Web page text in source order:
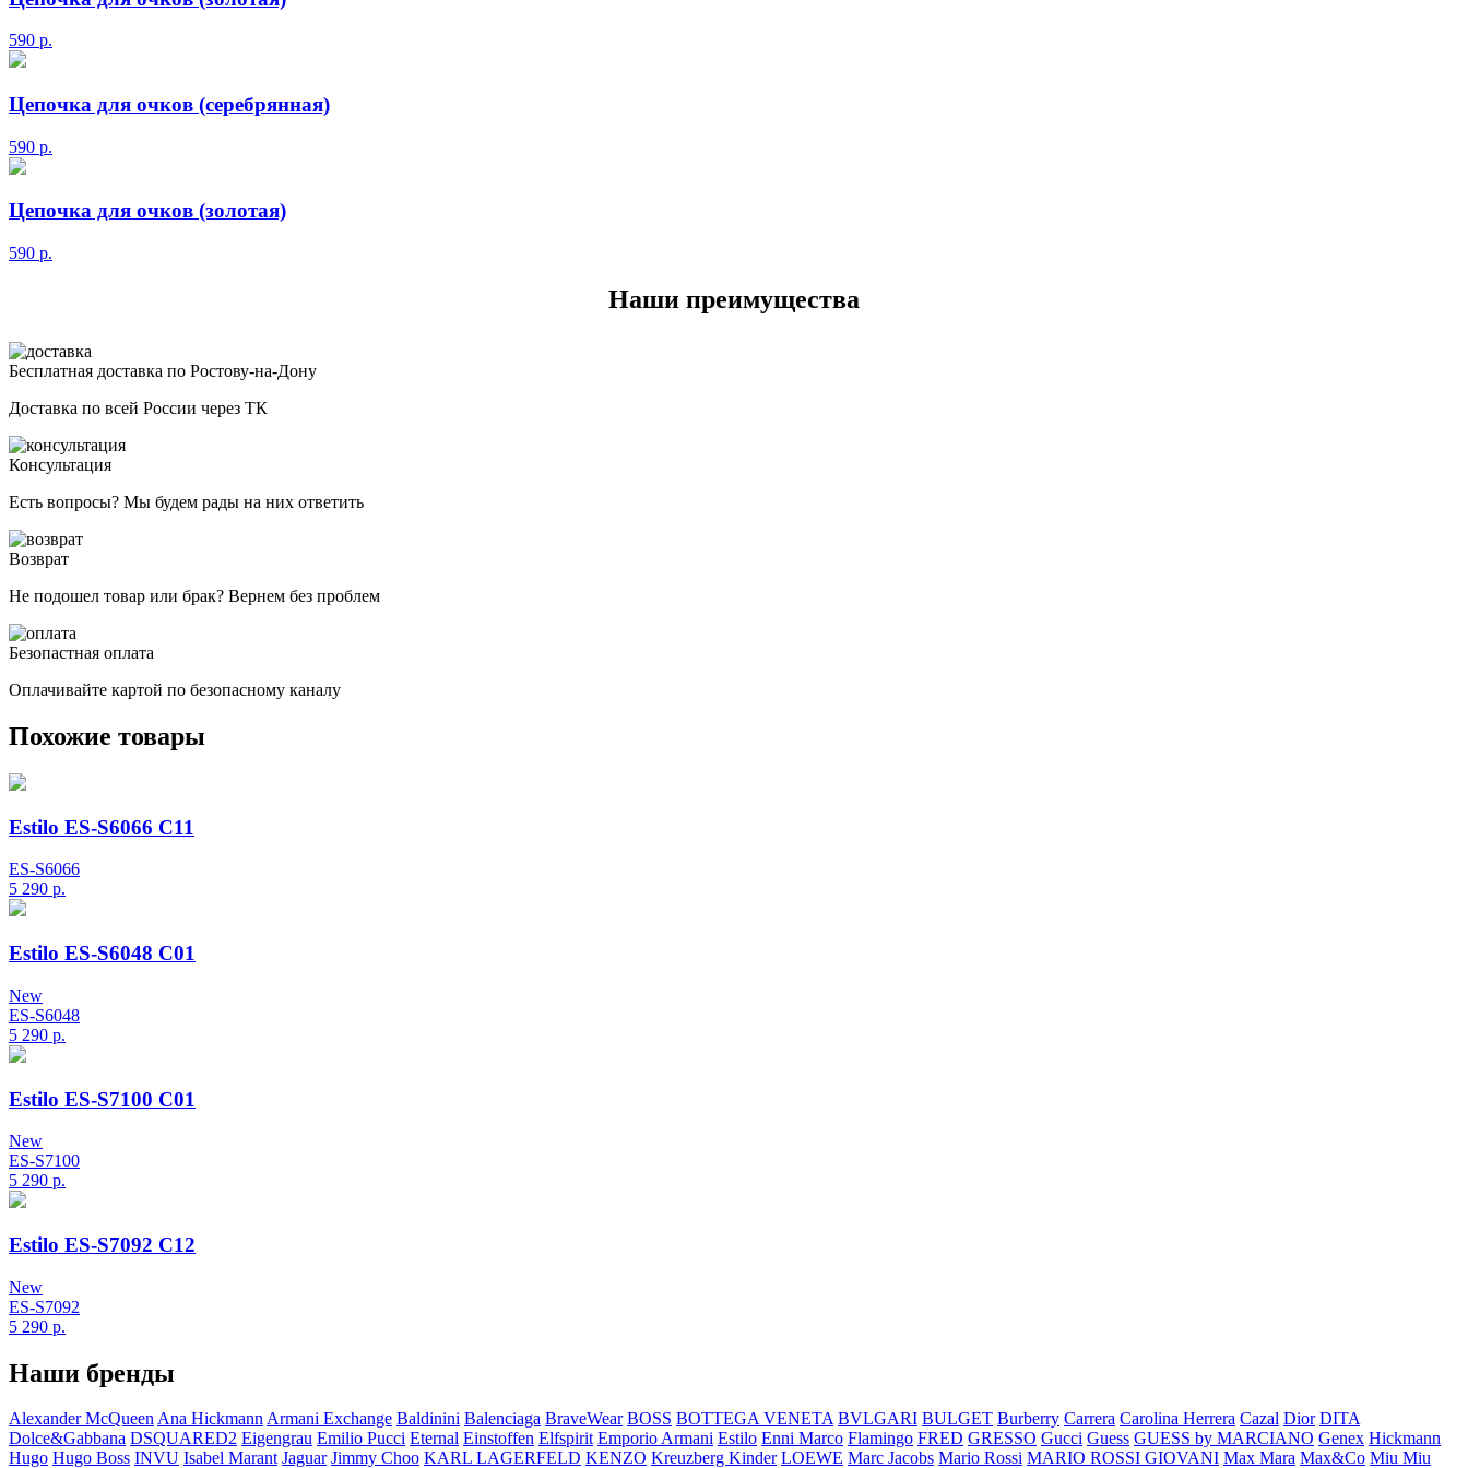
590 р.
Цепочка для очков (серебрянная)
590 р.
Цепочка для очков (золотая)
590 р.
Наши преимущества
Бесплатная доставка по Ростову-на-Дону
Доставка по всей России через ТК
Консультация
Есть вопросы? Мы будем рады на них ответить
Возврат
Не подошел товар или брак? Вернем без проблем
Безопастная оплата
Оплачивайте картой по безопасному каналу
Похожие товары
Estilo ES-S6066 C11
ES-S6066
5 290 р.
Estilo ES-S6048 C01
New
ES-S6048
5 290 р.
Estilo ES-S7100 C01
New
ES-S7100
5 290 р.
Estilo ES-S7092 C12
New
ES-S7092
5 290 р.
Наши бренды
Alexander McQueenAna HickmannArmani Exchange Baldinini Balenciaga BraveWear BOSS BOTTEGA VENETA BVLGARI BULGET Burberry Carrera Carolina Herrera Cazal Dior DITA
Dolce&Gabbana DSQUARED2 Eigengrau Emilio Pucci Eternal Einstoffen Elfspirit Emporio Armani Estilo Enni Marco Flamingo FRED GRESSO Gucci Guess GUESS by MARCIANO Genex Hickmann
Hugo Hugo Boss INVU Isabel Marant Jaguar Jimmy Choo KARL LAGERFELD KENZO Kreuzberg Kinder LOEWE Marc Jacobs Mario Rossi MARIO ROSSI GIOVANI Max Mara Max&Co Miu Miu